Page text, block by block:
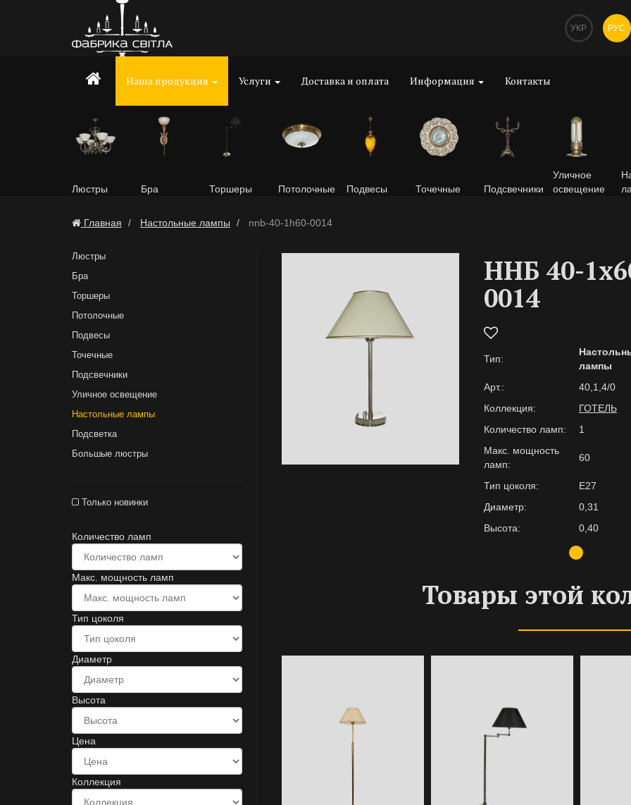
УКР РУС
Наша продукция Услуги Доставка и оплата Информация Контакты
Люстры Бра Торшеры Потолочные Подвесы Точечные Подсвечники
Уличное
освещение
Главная Настольные лампы nnb-40-1h60-0014
Люстры
Бра
Торшеры
Потолочные
Подвесы
Точечные
Подсвечники
Уличное освещение
Настольные лампы
Подсветка
Большые люстры
Только новинки
Количество ламп
Макс. мощность ламп
Тип цоколя
Диаметр
Высота
Цена
Коллекция
ННБ 40-
0014
Тип:
лампы
Арт.:
40,1,4/0
Коллекция:
ГОТЕЛЬ
Количество ламп:
1
Макс. мощность
ламп:
60
Тип цоколя:
E27
Диаметр:
0,31
Высота:
0,40
Товары этой